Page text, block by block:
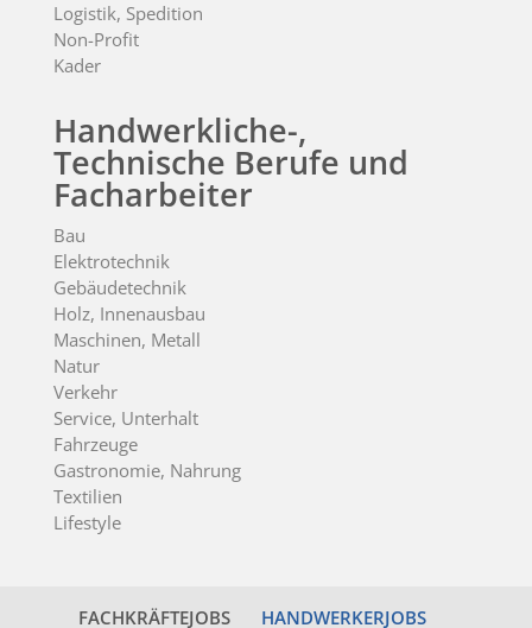
Logistik, Spedition
Non-Profit
Kader
Handwerkliche-,
Technische Berufe und
Facharbeiter
Bau
Elektrotechnik
Gebäudetechnik
Holz, Innenausbau
Maschinen, Metall
Natur
Verkehr
Service, Unterhalt
Fahrzeuge
Gastronomie, Nahrung
Textilien
Lifestyle
FACHKRÄFTEJOBS HANDWERKERJOBS